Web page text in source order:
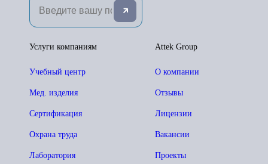
Attek Group
О компании
Отзывы
Лицензии
Вакансии
Проекты
Услуги компаниям
Учебный центр
Мед. изделия
Сертификация
Охрана труда
Лаборатория